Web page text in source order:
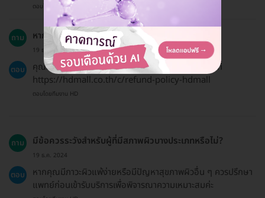
ตอบโดยทีมงาน HD
ถาม หากต้องการขอคืนเงินทำได้หรือไม่?
19 ธ.ค. 2024
ตอบ
คุณสามารถขอคืนเงินได้ตามนโยบายการคืนเงินที่ระบุไว้ที่
https://hdmall.co.th/c/refund-policy-hdmall
ตอบโดยทีมงาน HD
ถาม มีข้อควรระวังสำหรับผู้ที่มีสภาพผิวบางประเภทหรือไม่?
19 ธ.ค. 2024
ตอบ
หากคุณมีภาวะผิวแพ้ง่ายหรือมีปัญหาสุขภาพผิวอื่น ๆ ควรปรึกษา
แพทย์ก่อนเข้ารับบริการเพื่อพิจารณาความเหมาะสมค่ะ